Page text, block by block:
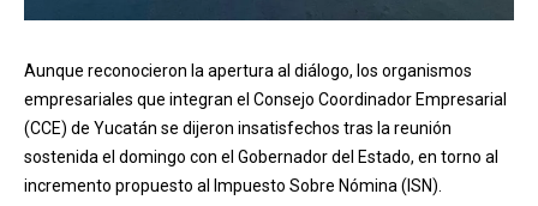
Aunque reconocieron la apertura al diálogo, los organismos
empresariales que integran el Consejo Coordinador Empresarial
(CCE) de Yucatán se dijeron insatisfechos tras la reunión
sostenida el domingo con el Gobernador del Estado, en torno al
incremento propuesto al Impuesto Sobre Nómina (ISN).